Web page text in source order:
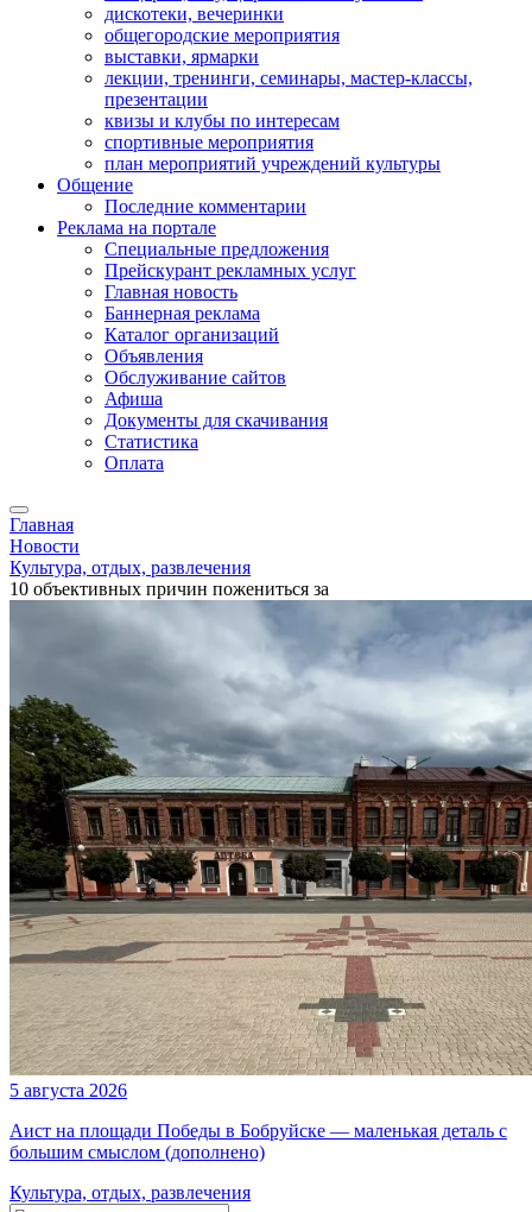
дискотеки, вечеринки
общегородские мероприятия
выставки, ярмарки
лекции, тренинги, семинары, мастер-классы,
презентации
квизы и клубы по интересам
спортивные мероприятия
план мероприятий учреждений культуры
Общение
Последние комментарии
Реклама на портале
Специальные предложения
Прейскурант рекламных услуг
Главная новость
Баннерная реклама
Каталог организаций
Объявления
Обслуживание сайтов
Афиша
Документы для скачивания
Статистика
Оплата
Главная
Новости
Культура, отдых, развлечения
10 объективных причин пожениться за
5 августа 2026
Аист на площади Победы в Бобруйске — маленькая деталь с
большим смыслом (дополнено)
Культура, отдых, развлечения